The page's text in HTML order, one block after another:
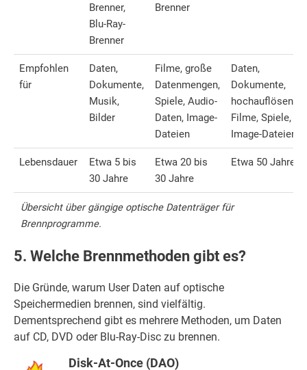
Brenner,
Blu-Ray-
Brenner
Brenner
Empfohlen
für
Daten,
Dokumente,
Musik,
Bilder
Filme, große
Datenmengen,
Spiele, Audio-
Daten, Image-
Dateien
Daten,
Dokumente,
hochauflösende
Filme, Spiele,
Image-Dateien
Lebensdauer
Etwa 5 bis
30 Jahre
Etwa 20 bis
30 Jahre
Etwa 50 Jahre
Übersicht über gängige optische Datenträger für
Brennprogramme.
5. Welche Brennmethoden gibt es?
Die Gründe, warum User Daten auf optische
Speichermedien brennen, sind vielfältig.
Dementsprechend gibt es mehrere Methoden, um Daten
auf CD, DVD oder Blu-Ray-Disc zu brennen.
Disk-At-Once (DAO)